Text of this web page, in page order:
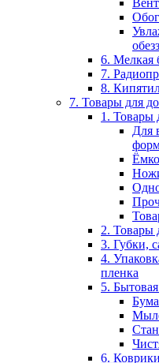
6. Мелкая
7.
8.
7. Товары для
1. Товары
Для
2. Товары
3. Губки,
4.
пленка
5.
6. Коврики